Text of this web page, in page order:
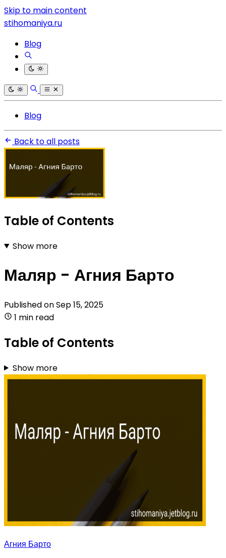
Skip to main content
stihomaniya.ru
Blog
Blog
Back to all posts
Table of Contents
Show more
Маляр - Агния Барто
Published onSep 15, 2025
1 min read
Table of Contents
Show more
Агния Барто